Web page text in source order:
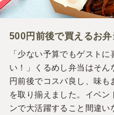
500円前後で買えるお
「少ない予算でもゲスト
い！」くるめし弁当はそ
円前後でコスパ良し、味も
を取り揃えました。イベ
ンで大活躍すること間違い